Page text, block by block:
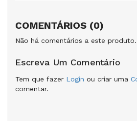
COMENTÁRIOS (0)
Não há comentários a este produto.
Escreva Um Comentário
Tem que fazer Login ou criar uma
comentar.